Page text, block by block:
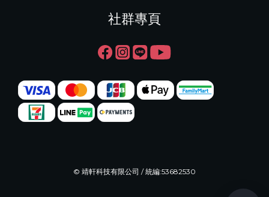
社群專頁
© 靖軒科技有限公司 / 統編:53682530